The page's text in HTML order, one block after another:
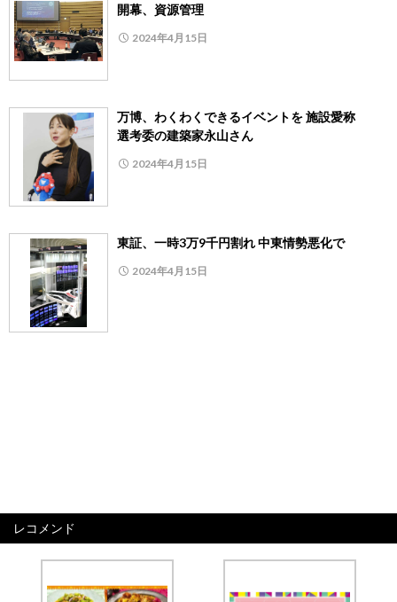
開幕、資源管理
2024年4月15日
万博、わくわくできるイベントを 施設愛称
選考委の建築家永山さん
2024年4月15日
東証、一時3万9千円割れ 中東情勢悪化で
2024年4月15日
レコメンド